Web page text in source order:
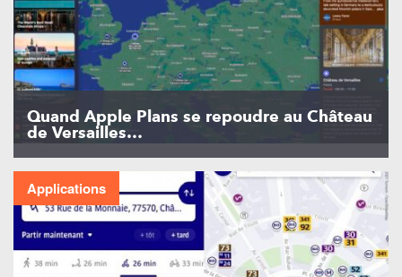
Quand Apple Plans se repoudre au Château
de Versailles…
Applications